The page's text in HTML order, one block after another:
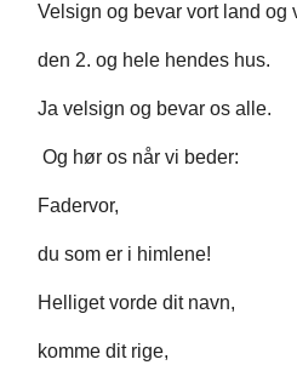
Velsign og bevar vort land og
den 2. og hele hendes hus.
Ja velsign og bevar os alle.
Og hør os når vi beder:
Fadervor,
du som er i himlene!
Helliget vorde dit navn,
komme dit rige,